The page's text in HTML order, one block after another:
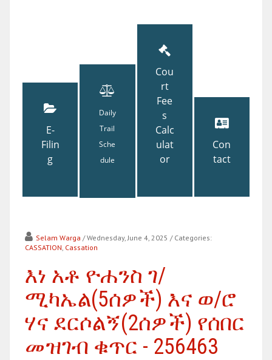
E-
Filin
g
Daily
Trail
Sche
dule
Cou
rt
Fee
s
Calc
ulat
or
Con
tact
Selam Warga / Wednesday, June 4, 2025 / Categories:
CASSATION, Cassation
እነ አቶ ዮሐንስ ገ/
ሚካኤል(5ሰዎች) እና ወ/ሮ
ሃና ደርሶልኝ(2ሰዎች) የሰበር
መዝገብ ቁጥር - 256463